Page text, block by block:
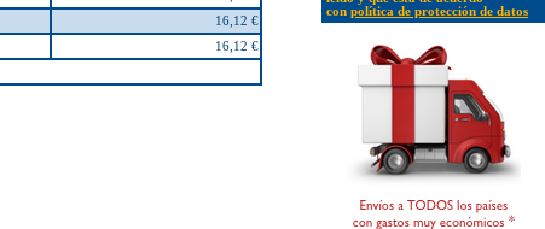
16,12 €
16,12 €
con política de protección de datos